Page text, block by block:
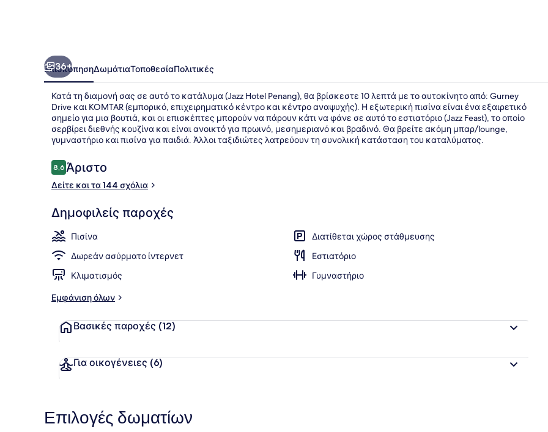
Καθιστικό
36+
ΕπισκόπησηΔωμάτιαΤοποθεσίαΠολιτικές
Κατά τη διαμονή σας σε αυτό το κατάλυμα (Jazz Hotel Penang), θα βρίσκεστε 10 λεπτά με το αυτοκίνητο από: Gurney
Drive και KOMTAR (εμπορικό, επιχειρηματικό κέντρο και κέντρο αναψυχής). Η εξωτερική πισίνα είναι ένα εξαιρετικό
σημείο για μια βουτιά, και οι επισκέπτες μπορούν να πάρουν κάτι να φάνε σε αυτό το εστιατόριο (Jazz Feast), το οποίο
σερβίρει διεθνής κουζίνα και είναι ανοικτό για πρωινό, μεσημεριανό και βραδινό. Θα βρείτε ακόμη μπαρ/lounge,
γυμναστήριο και πισίνα για παιδιά. Άλλοι ταξιδιώτες λατρεύουν τη συνολική κατάσταση του καταλύματος.
Σχόλια
8,68,6 στα 10
Άριστο
Δείτε και τα 144 σχόλια
Δημοφιλείς παροχές
Πισίνα
Διατίθεται χώρος στάθμευσης
Δωρεάν ασύρματο ίντερνετ
Εστιατόριο
Κλιματισμός
Γυμναστήριο
Εμφάνιση όλων
Βασικές παροχές (12)
Για οικογένειες (6)
Επιλογές δωματίων